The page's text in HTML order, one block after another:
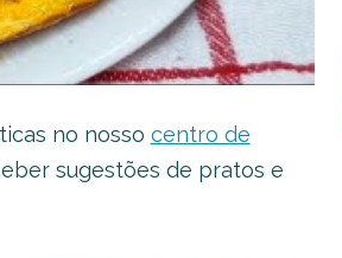
no nosso centro de
sugestões de pratos e